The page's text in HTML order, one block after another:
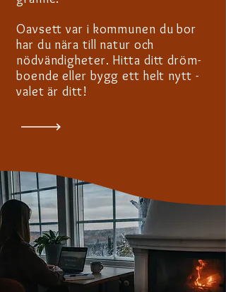
Oavsett var i kommunen du bor
har du nära till natur och
nödvändigheter. Hitta ditt dröm-
boende eller bygg ett helt nytt -
valet är ditt!